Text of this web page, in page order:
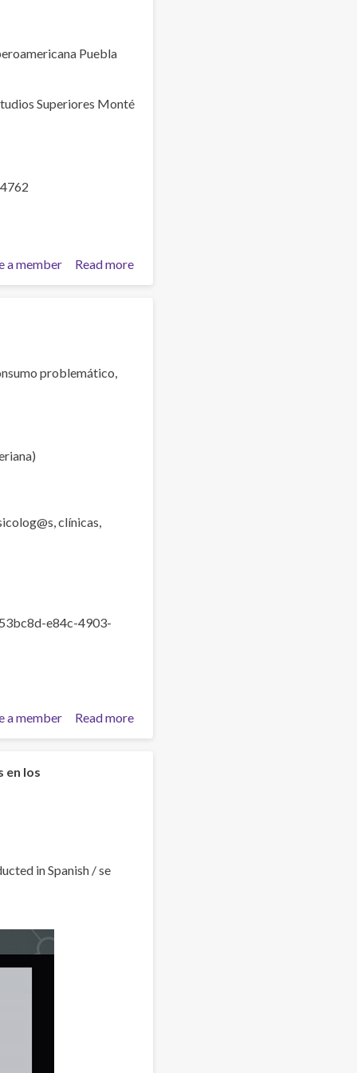
Puebla
Superiores Monté
Read more
Tratamientos
a member
problemático,
clínicas,
e84c-4903-
Read more
ALIANZAS
a member
en los
in Spanish / se